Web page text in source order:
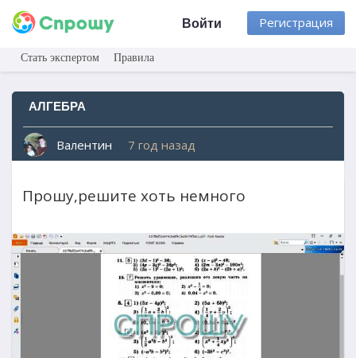
Регистрация
Войти
Стать экспертом Правила
АЛГЕБРА
Валентин 7 год назад
Прошу,решите хоть немного